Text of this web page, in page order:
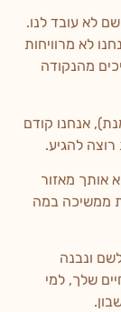
לא עובד לנו.
לא מרוויחות
מהנקודה
אנחנו קודם
להגיע.
אותך מאזור
ממשיכה במה
ונבנה
שלך, למי